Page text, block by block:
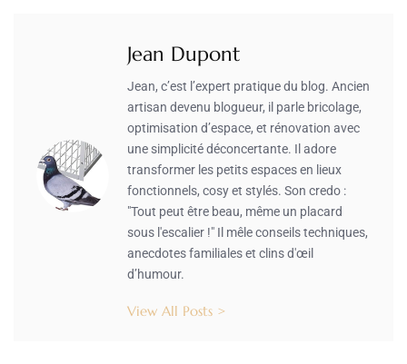
Jean Dupont
Jean, c’est l’expert pratique du blog. Ancien
artisan devenu blogueur, il parle bricolage,
optimisation d’espace, et rénovation avec
une simplicité déconcertante. Il adore
transformer les petits espaces en lieux
fonctionnels, cosy et stylés. Son credo :
"Tout peut être beau, même un placard
sous l'escalier !" Il mêle conseils techniques,
anecdotes familiales et clins d'œil
d’humour.
View All Posts >